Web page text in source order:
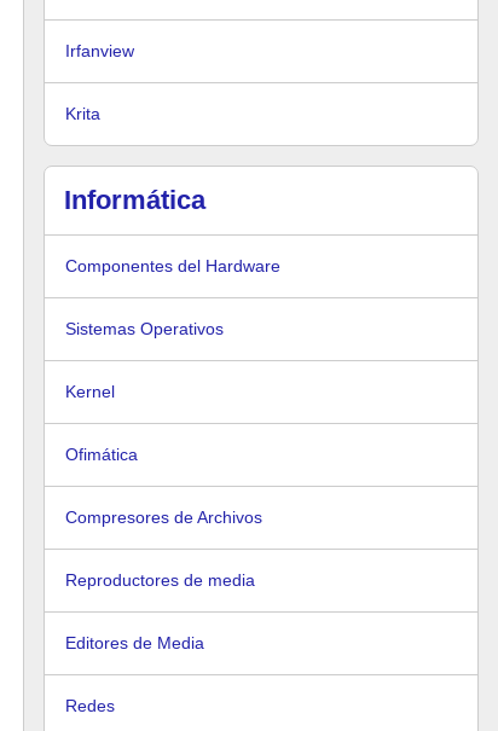
Irfanview
Krita
Informática
Componentes del Hardware
Sistemas Operativos
Kernel
Ofimática
Compresores de Archivos
Reproductores de media
Editores de Media
Redes